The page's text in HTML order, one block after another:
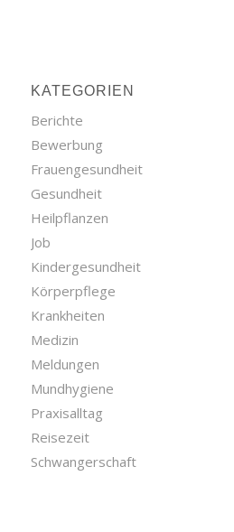
KATEGORIEN
Berichte
Bewerbung
Frauengesundheit
Gesundheit
Heilpflanzen
Job
Kindergesundheit
Körperpflege
Krankheiten
Medizin
Meldungen
Mundhygiene
Praxisalltag
Reisezeit
Schwangerschaft